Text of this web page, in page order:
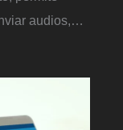
audios,…